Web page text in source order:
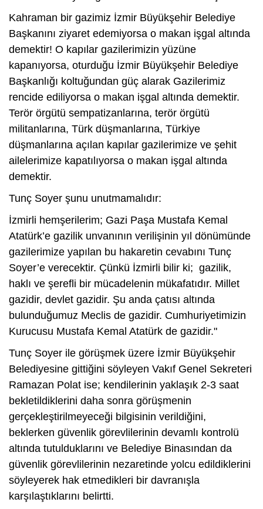
Kahraman bir gazimiz İzmir Büyükşehir Belediye
Başkanını ziyaret edemiyorsa o makan işgal altında
demektir! O kapılar gazilerimizin yüzüne
kapanıyorsa, oturduğu İzmir Büyükşehir Belediye
Başkanlığı koltuğundan güç alarak Gazilerimiz
rencide ediliyorsa o makan işgal altında demektir.
Terör örgütü sempatizanlarına, terör örgütü
militanlarına, Türk düşmanlarına, Türkiye
düşmanlarına açılan kapılar gazilerimize ve şehit
ailelerimize kapatılıyorsa o makan işgal altında
demektir.
Tunç Soyer şunu unutmamalıdır:
İzmirli hemşerilerim; Gazi Paşa Mustafa Kemal
Atatürk’e gazilik unvanının verilişinin yıl dönümünde
gazilerimize yapılan bu hakaretin cevabını Tunç
Soyer’e verecektir. Çünkü İzmirli bilir ki; gazilik,
haklı ve şerefli bir mücadelenin mükafatıdır. Millet
gazidir, devlet gazidir. Şu anda çatısı altında
bulunduğumuz Meclis de gazidir. Cumhuriyetimizin
Kurucusu Mustafa Kemal Atatürk de gazidir."
Tunç Soyer ile görüşmek üzere İzmir Büyükşehir
Belediyesine gittiğini söyleyen Vakıf Genel Sekreteri
Ramazan Polat ise; kendilerinin yaklaşık 2-3 saat
bekletildiklerini daha sonra görüşmenin
gerçekleştirilmeyeceği bilgisinin verildiğini,
beklerken güvenlik görevlilerinin devamlı kontrolü
altında tutulduklarını ve Belediye Binasından da
güvenlik görevlilerinin nezaretinde yolcu edildiklerini
söyleyerek hak etmedikleri bir davranışla
karşılaştıklarını belirtti.